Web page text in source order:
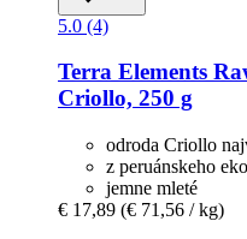
5.0 (4)
Terra Elements
Criollo, 250 g
odroda Criollo
z peruánskeho
jemne mleté
€ 17,89 (€ 71,56 / kg)